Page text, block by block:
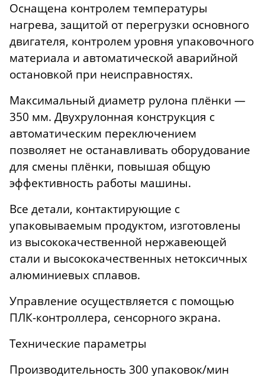
Оснащена контролем температуры
нагрева, защитой от перегрузки основного
двигателя, контролем уровня упаковочного
материала и автоматической аварийной
остановкой при неисправностях.
Максимальный диаметр рулона плёнки —
350 мм. Двухрулонная конструкция с
автоматическим переключением
позволяет не останавливать оборудование
для смены плёнки, повышая общую
эффективность работы машины.
Все детали, контактирующие с
упаковываемым продуктом, изготовлены
из высококачественной нержавеющей
стали и высококачественных нетоксичных
алюминиевых сплавов.
Управление осуществляется с помощью
ПЛК-контроллера, сенсорного экрана.
Технические параметры
Производительность 300 упаковок/мин